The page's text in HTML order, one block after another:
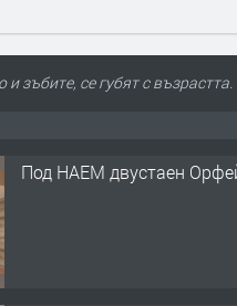
и зъбите, се губят с
Под НАЕМ двустаен